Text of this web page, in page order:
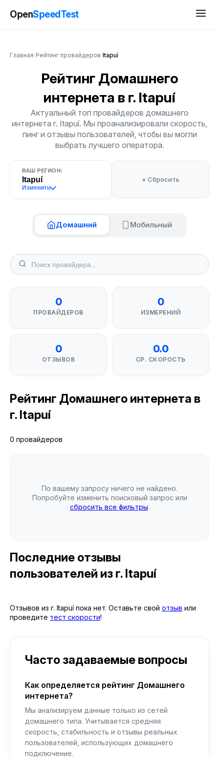
OpenSpeedTest
Главная Рейтинг провайдеров Itapuí
Рейтинг Домашнего
интернета в г. Itapuí
Актуальный топ провайдеров домашнего
интернета г. Itapuí. Мы проанализировали скорость,
пинг и отзывы пользователей, чтобы вы могли
выбрать лучшего оператора.
ВАШ РЕГИОН:
Itapuí
Изменить
× Сбросить
Домашний Мобильный
0
ПРОВАЙДЕРОВ
0
ИЗМЕРЕНИЙ
0
ОТЗЫВОВ
0.0
СР. СКОРОСТЬ
Рейтинг Домашнего интернета в
г. Itapuí
0 провайдеров
По вашему запросу ничего не найдено.
Попробуйте изменить поисковый запрос или
сбросить все фильтры.
Последние отзывы
пользователей из г. Itapuí
Отзывов из г. Itapuí пока нет. Оставьте свой отзыв или
проведите тест скорости!
Часто задаваемые вопросы
Как определяется рейтинг Домашнего
интернета?
Мы анализируем данные только из сетей
домашнего типа. Учитывается средняя
скорость, стабильность и отзывы реальных
пользователей, использующих домашнего
подключение.